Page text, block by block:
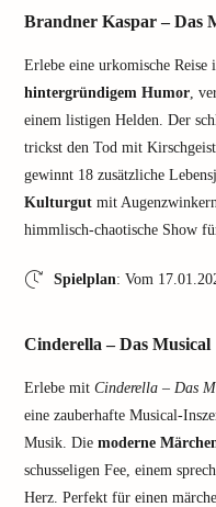
Brandner Kaspar – Das
Erlebe eine urkomische
hintergründigem Humor,
einem listigen Helden. Der
trickst den Tod mit
gewinnt 18 zusätzliche
Kulturgut mit
himmlisch-chaotische Show
Spielplan: Vom
Cinderella – Das Musical
Erlebe mit Cinderella – Das
eine zauberhafte Musical-
Musik. Die moderne
schusseligen Fee, einem
Herz. Perfekt für einen